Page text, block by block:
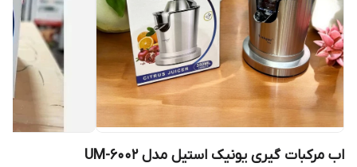
اب مرکبات گیری یونیک استیل مدل UM-6002